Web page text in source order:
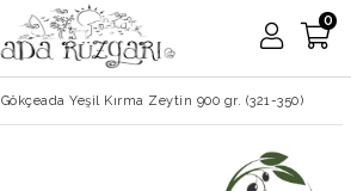
0
Gökçeada Yeşil Kırma Zeytin 900 gr. (321-350)